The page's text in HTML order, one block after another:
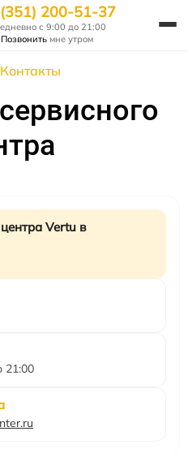
200-51-37
с 9:00 до 21:00
Позвонить мне утром
Контакты
Vertu в
21:00